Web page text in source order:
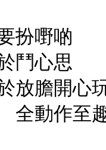
扮嘢啲
鬥心思
放膽開心
全動作至